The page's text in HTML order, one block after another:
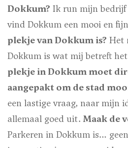
Dokkum? Ik run mijn
vind Dokkum een mooi en
plekje van Dokkum is? Het
Dokkum is wat mij betreft
plekje in Dokkum moet
aangepakt om de stad
een lastige vraag, naar mijn
allemaal goed uit. Maak de
Parkeren in Dokkum is…